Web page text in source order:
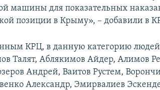
машины для показательных
позиции в Крыму», – добавили в
КРЦ, в данную категорию людей
Талят, Аблякимов Айдер, Алимов
Андрей, Ваитов Рустем,
Александр, Эмирвалиев